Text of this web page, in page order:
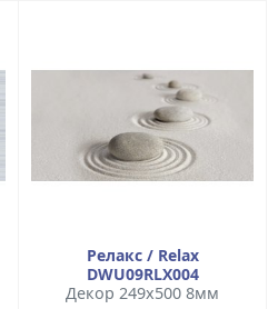
Релакс / Relax
DWU09RLX004
Декор 249x500 8мм